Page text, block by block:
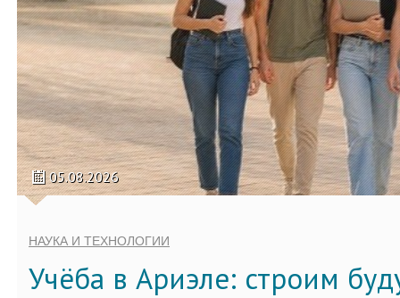
05.08.2026
НАУКА И ТЕХНОЛОГИИ
Учёба в Ариэле: строим